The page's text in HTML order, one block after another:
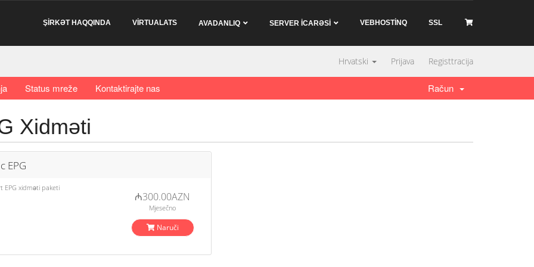
ŞİRKƏT HAQQINDA VİRTUALATS AVADANLIQ SERVER İCARƏSİ VEBHOSTİNQ SSL
Hrvatski Prijava Registtracija
Status mreže Kontaktirajte nas Račun
Xidməti
EPG
EPG xidməti paketi
₼300.00AZN
Mjesečno
Naruči